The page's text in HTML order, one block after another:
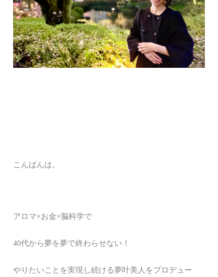
こんばんは。
アロマ×お金× 脳科学で
40代から夢を夢で終わらせない！
やりたいことを実現し続ける夢叶美人をプロデュー